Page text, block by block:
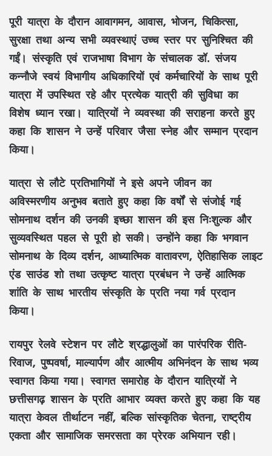
पूरी यात्रा के दौरानआवागमन, आवास, भोजन, चिकित्सा,
सुरक्षातथा अन्य सभी व्यवस्थाएं उच्च स्तर पर सुनिश्चित की
गईं।संस्कृति एवं राजभाषा विभागके संचालकडॉ. संजय
कन्नौजेस्वयं विभागीय अधिकारियों एवं कर्मचारियों के साथ पूरी
यात्रा में उपस्थित रहे और प्रत्येक यात्री की सुविधा का
विशेष ध्यान रखा। यात्रियों ने व्यवस्था की सराहना करते हुए
कहा कि शासन ने उन्हेंपरिवार जैसा स्नेह और सम्मानप्रदान
किया।
यात्रा से लौटे प्रतिभागियों ने इसे अपने जीवन का
अविस्मरणीय अनुभवबताते हुए कहा कि वर्षों से संजोई गई
सोमनाथ दर्शनकी उनकी इच्छा शासन की इसनिःशुल्क और
सुव्यवस्थित पहलसे पूरी हो सकी। उन्होंने कहा किभगवान
सोमनाथकेदिव्य दर्शन, आध्यात्मिक वातावरण, ऐतिहासिक लाइट
एंड साउंड शोतथा उत्कृष्टयात्रा प्रबंधनने उन्हें आत्मिक
शांतिके साथ भारतीय संस्कृतिके प्रति नया गर्व प्रदान
किया।
रायपुर रेलवे स्टेशनपर लौटे श्रद्धालुओं कापारंपरिक रीति-
रिवाज, पुष्पवर्षा, माल्यार्पणऔर आत्मीय अभिनंदन के साथ भव्य
स्वागत किया गया। स्वागत समारोह के दौरान यात्रियों ने
छत्तीसगढ़ शासनके प्रति आभार व्यक्त करते हुए कहा कि यह
यात्रा केवलतीर्थाटननहीं, बल्किसांस्कृतिक चेतना, राष्ट्रीय
एकताऔरसामाजिक समरसताका प्रेरक अभियान रही।